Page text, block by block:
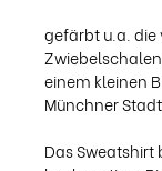
gefärbt u.a.
einem kleinen
Münchner
Das Sweatshirt